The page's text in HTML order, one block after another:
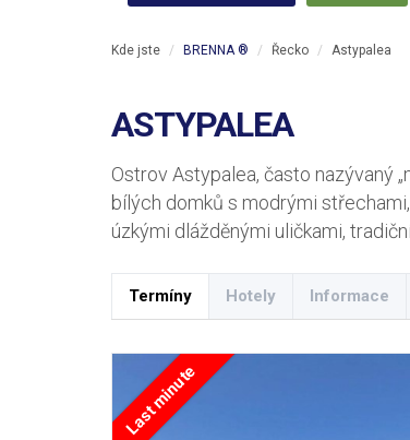
Kde jste BRENNA ® Řecko Astypalea
ASTYPALEA
Ostrov Astypalea, často nazývaný
bílých domků s modrými
úzkými dlážděnými uličkami,
Termíny Hotely Informace
Last minute